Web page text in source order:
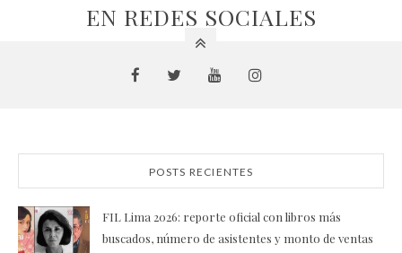
EN REDES SOCIALES
POSTS RECIENTES
FIL Lima 2026: reporte oficial con libros más
buscados, número de asistentes y monto de ventas